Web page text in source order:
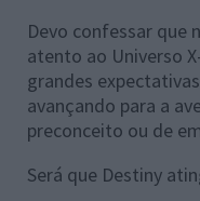
Devo confessar que
atento ao Universo
grandes
avançando para a
preconceito ou de
Será que Destiny